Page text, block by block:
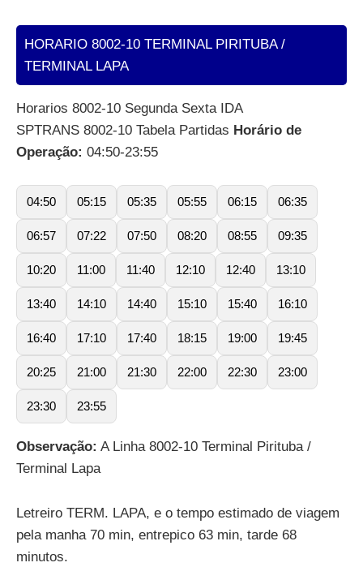
HORARIO 8002-10 TERMINAL PIRITUBA /
TERMINAL LAPA
Horarios 8002-10 Segunda Sexta IDA
SPTRANS 8002-10 Tabela Partidas Horário de
Operação: 04:50-23:55
04:50 05:15 05:35 05:55 06:15 06:35
06:57 07:22 07:50 08:20 08:55 09:35
10:20 11:00 11:40 12:10 12:40 13:10
13:40 14:10 14:40 15:10 15:40 16:10
16:40 17:10 17:40 18:15 19:00 19:45
20:25 21:00 21:30 22:00 22:30 23:00
23:30 23:55
Observação: A Linha 8002-10 Terminal Pirituba /
Terminal Lapa
Letreiro TERM. LAPA, e o tempo estimado de viagem
pela manha 70 min, entrepico 63 min, tarde 68
minutos.